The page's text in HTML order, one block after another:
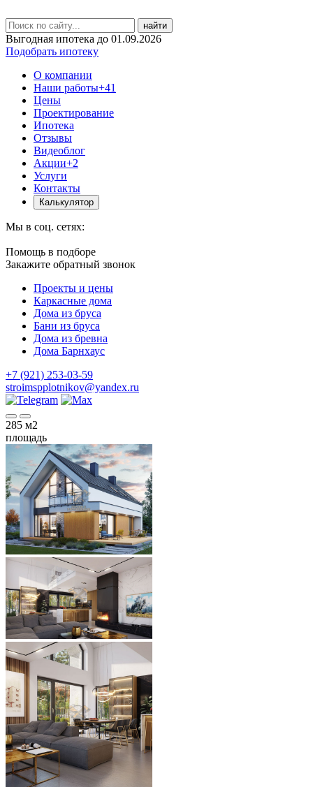
найти
Выгодная ипотека до 01.09.2026
Подобрать ипотеку
О компании
Наши работы+41
Цены
Проектирование
Ипотека
Отзывы
Видеоблог
Акции+2
Услуги
Контакты
Калькулятор
Мы в соц. сетях:
Помощь в подборе
Закажите обратный звонок
Проекты и цены
Каркасные дома
Дома из бруса
Бани из бруса
Дома из бревна
Дома Барнхаус
+7 (921) 253-03-59
stroimspplotnikov@yandex.ru
285 м2
площадь